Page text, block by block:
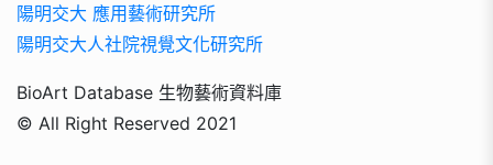
陽明交大 應用藝術研究所
陽明交大人社院視覺文化研究所
BioArt Database 生物藝術資料庫
© All Right Reserved 2021